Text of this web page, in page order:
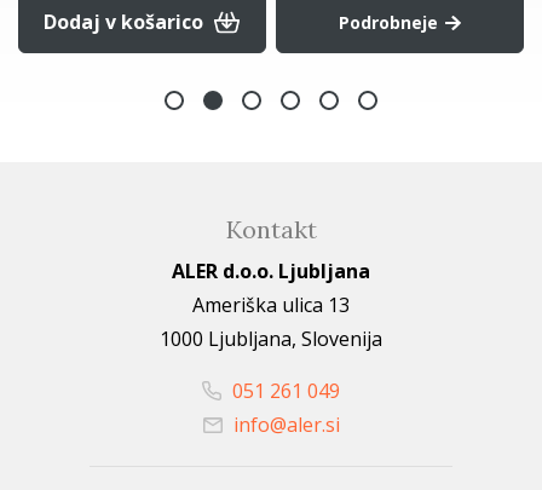
Dodaj v košarico Podrobneje
Kontakt
ALER d.o.o. Ljubljana
Ameriška ulica 13
1000 Ljubljana, Slovenija
051 261 049
info@aler.si